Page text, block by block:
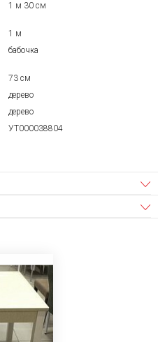
1 м 30 см
1 м
бабочка
73 см
дерево
дерево
УТ000038804